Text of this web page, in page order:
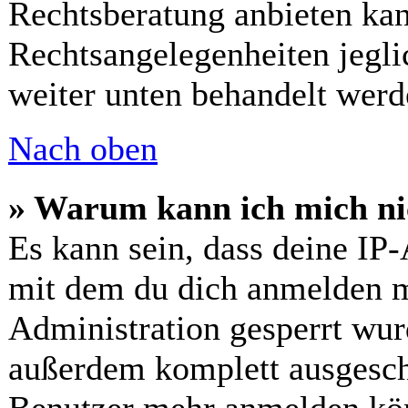
Rechtsberatung anbieten
Rechtsangelegenheiten
weiter unten behandelt
Nach oben
» Warum kann ich mich
Es kann sein, dass deine
mit dem du dich anmelden
Administration gesperrt
außerdem komplett